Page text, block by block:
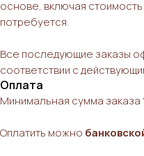
основе, включая
потребуется.
Все последующие заказы
соответствии с
Оплата
Минимальная сумма заказа
Оплатить можно